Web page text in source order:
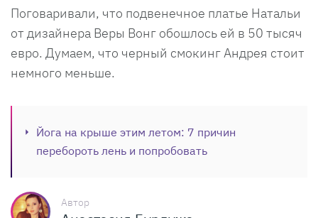
Поговаривали, что подвенечное платье Натальи
от дизайнера Веры Вонг обошлось ей в 50 тысяч
евро. Думаем, что черный смокинг Андрея стоит
немного меньше.
Йога на крыше этим летом: 7 причин
перебороть лень и попробовать
Автор